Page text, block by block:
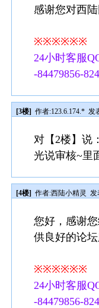
感谢您对西陆
※※※※※※
24小时客服
-84479856-
[3楼] 作者:123.6.174.* 发
对【2楼】说：
光说审核~里
[4楼] 作者:西陆小精灵 发
您好，感谢
供良好的论
※※※※※※
24小时客服
-84479856-